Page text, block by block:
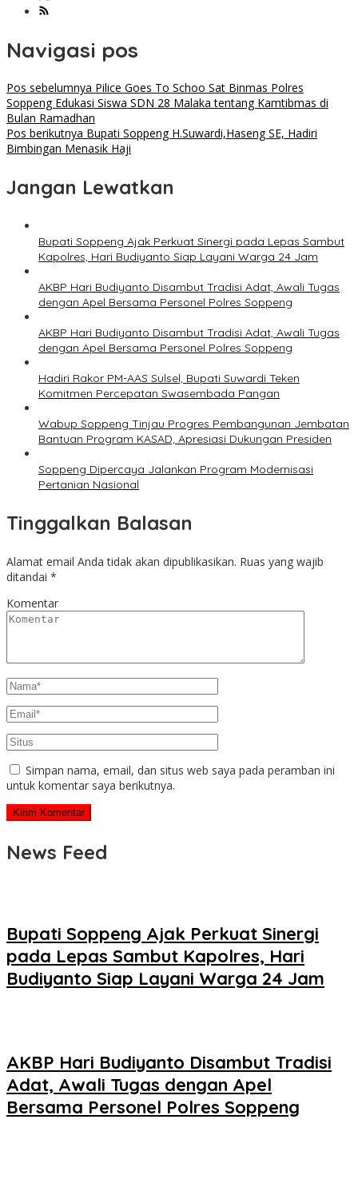
Navigasi pos
Pos sebelumnya Pilice Goes To Schoo Sat Binmas Polres
Soppeng Edukasi Siswa SDN 28 Malaka tentang Kamtibmas di
Bulan Ramadhan
Pos berikutnya Bupati Soppeng H.Suwardi,Haseng SE, Hadiri
Bimbingan Menasik Haji
Jangan Lewatkan
Bupati Soppeng Ajak Perkuat Sinergi pada Lepas Sambut
Kapolres, Hari Budiyanto Siap Layani Warga 24 Jam
AKBP Hari Budiyanto Disambut Tradisi Adat, Awali Tugas
dengan Apel Bersama Personel Polres Soppeng
AKBP Hari Budiyanto Disambut Tradisi Adat, Awali Tugas
dengan Apel Bersama Personel Polres Soppeng
Hadiri Rakor PM-AAS Sulsel, Bupati Suwardi Teken
Komitmen Percepatan Swasembada Pangan
Wabup Soppeng Tinjau Progres Pembangunan Jembatan
Bantuan Program KASAD, Apresiasi Dukungan Presiden
Soppeng Dipercaya Jalankan Program Modernisasi
Pertanian Nasional
Tinggalkan Balasan
Alamat email Anda tidak akan dipublikasikan. Ruas yang wajib
ditandai *
Komentar
Simpan nama, email, dan situs web saya pada peramban ini
untuk komentar saya berikutnya.
News Feed
Bupati Soppeng Ajak Perkuat Sinergi
pada Lepas Sambut Kapolres, Hari
Budiyanto Siap Layani Warga 24 Jam
AKBP Hari Budiyanto Disambut Tradisi
Adat, Awali Tugas dengan Apel
Bersama Personel Polres Soppeng